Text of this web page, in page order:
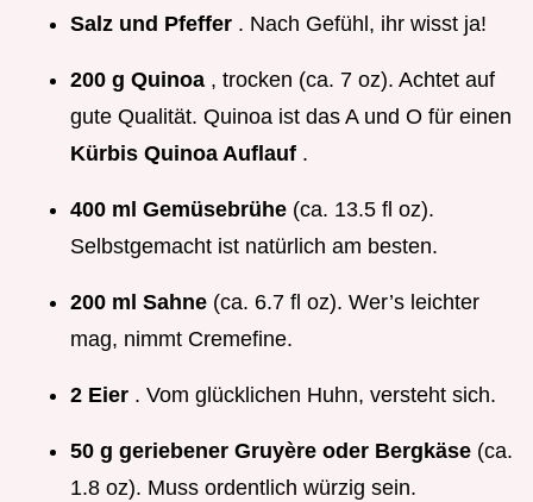
Salz und Pfeffer . Nach Gefühl, ihr wisst ja!
200 g Quinoa , trocken (ca. 7 oz). Achtet auf
gute Qualität. Quinoa ist das A und O für einen
Kürbis Quinoa Auflauf .
400 ml Gemüsebrühe (ca. 13.5 fl oz).
Selbstgemacht ist natürlich am besten.
200 ml Sahne (ca. 6.7 fl oz). Wer’s leichter
mag, nimmt Cremefine.
2 Eier . Vom glücklichen Huhn, versteht sich.
50 g geriebener Gruyère oder Bergkäse (ca.
1.8 oz). Muss ordentlich würzig sein.